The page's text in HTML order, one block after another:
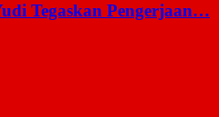
Tegaskan Pengerjaan…